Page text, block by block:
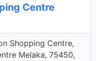
Centre
Shopping Centre,
Melaka, 75450,